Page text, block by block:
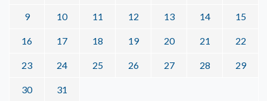
9 10 11 12 13 14 15
16 17 18 19 20 21 22
23 24 25 26 27 28 29
30 31